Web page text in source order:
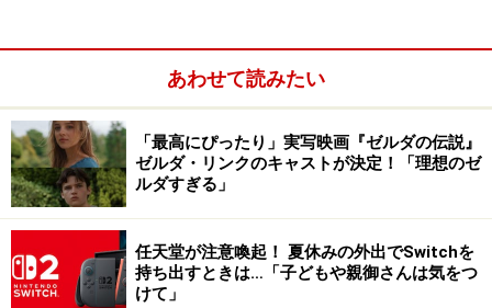
あわせて読みたい
「最高にぴったり」実写映画『ゼルダの伝説』
ゼルダ・リンクのキャストが決定！「理想のゼ
ルダすぎる」
任天堂が注意喚起！ 夏休みの外出でSwitchを
持ち出すときは…「子どもや親御さんは気をつ
けて」